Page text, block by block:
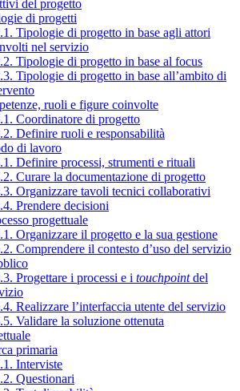
del progetto
di progetti
Tipologie di progetto in base agli attori
nel servizio
Tipologie di progetto in base al focus
Tipologie di progetto in base all’ambito di
ruoli e figure coinvolte
Coordinatore di progetto
Definire ruoli e responsabilità
di lavoro
Definire processi, strumenti e rituali
Curare la documentazione di progetto
Organizzare tavoli tecnici collaborativi
Prendere decisioni
progettuale
Organizzare il progetto e la sua gestione
Comprendere il contesto d’uso del servizio
Progettare i processi e i touchpointdel
Realizzare l’interfaccia utente del servizio
Validare la soluzione ottenuta
primaria
Interviste
Questionari